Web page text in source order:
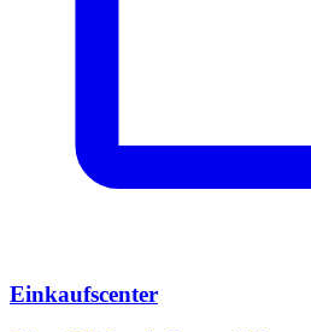
Einkaufscenter